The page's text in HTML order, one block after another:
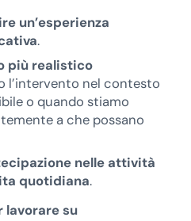
un’esperienza
.
più realistico
nel contesto
o quando stiamo
a che possano
nelle attività
quotidiana.
lavorare su